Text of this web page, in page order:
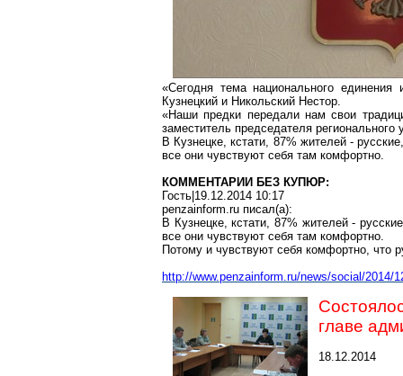
«Сегодня тема национального
Кузнецкий и Никольский Нестор.
«Наши предки передали нам свои
заместитель председателя
В Кузнецке, кстати, 87% жителей -
все они чувствуют себя там комфортно.
КОММЕНТАРИИ БЕЗ КУПЮР:
Гость|19.12.2014 10:17
penzainform.ru писал(a):
В Кузнецке, кстати, 87% жителей -
все они чувствуют себя там комфортно.
Потому и чувствуют себя комфортно, что
http://www.penzainform.ru/news/social/
главе
18.12.2014